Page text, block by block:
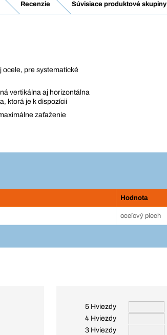
Recenzie Súvisiace produktové skupiny
ocele, pre systematické
vertikálna aj horizontálna
ktorá je k dispozícii
zaťaženie
Hodnota
oceľový plech
5 Hviezdy
4 Hviezdy
3 Hviezdy